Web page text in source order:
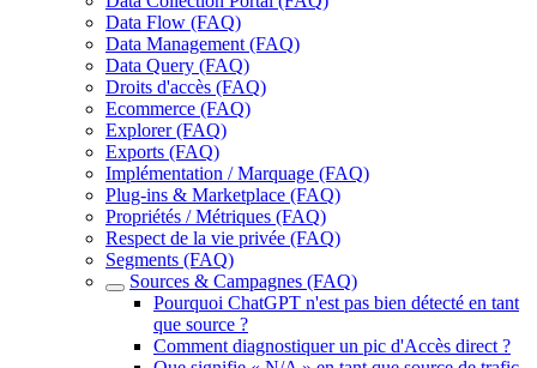
Data Flow (FAQ)
Data Management (FAQ)
Data Query (FAQ)
Droits d'accès (FAQ)
Ecommerce (FAQ)
Explorer (FAQ)
Exports (FAQ)
Implémentation / Marquage (FAQ)
Plug-ins & Marketplace (FAQ)
Propriétés / Métriques (FAQ)
Respect de la vie privée (FAQ)
Segments (FAQ)
Sources & Campagnes (FAQ)
Pourquoi ChatGPT n'est pas bien détecté en tant
que source ?
Comment diagnostiquer un pic d'Accès direct ?